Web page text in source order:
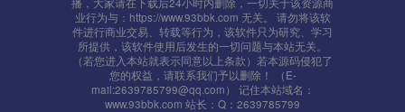
net stop MySQL
4、如果防火墙没全部开放，需要单独打开
7100 （D:\mud2.0\GateServer\GameGate\MirGate.ini 文件
业行为与：https://www.93bbk.com 无关。 请勿将该软
件进行商业交易、转载等行为，该软件只为研究、学习
所提供，该软件使用后发生的一切问题与本站无关。
（若您进入本站就表示同意以上条款）若本源码侵犯了
您的权益，请联系我们予以删除！ （E-
mail:2639785799@qq.com） 记住本站域名：
www.93bbk.com 站长：Q：2639785799